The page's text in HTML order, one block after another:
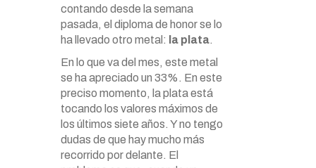
contando desde la semana
pasada, el diploma de honor se lo
ha llevado otro metal: la plata.
En lo que va del mes, este metal
se ha apreciado un 33%. En este
preciso momento, la plata está
tocando los valores máximos de
los últimos siete años. Y no tengo
dudas de que hay mucho más
recorrido por delante. El